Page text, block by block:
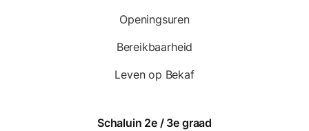
Openingsuren
Bereikbaarheid
Leven op Bekaf
Schaluin 2e / 3e graad